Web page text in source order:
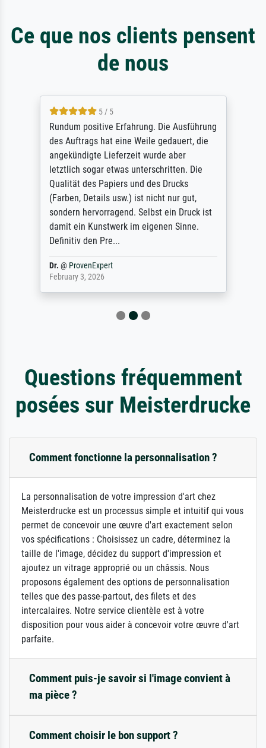
Ce que nos clients pensent
de nous
5 / 5
Rundum positive Erfahrung. Die Ausführung
des Auftrags hat eine Weile gedauert, die
angekündigte Lieferzeit wurde aber
letztlich sogar etwas unterschritten. Die
Qualität des Papiers und des Drucks
(Farben, Details usw.) ist nicht nur gut,
sondern hervorragend. Selbst ein Druck ist
damit ein Kunstwerk im eigenen Sinne.
Definitiv den Pre...
Dr. @ ProvenExpert
February 3, 2026
Questions fréquemment
posées sur Meisterdrucke
Comment fonctionne la personnalisation ?
La personnalisation de votre impression d'art chez
Meisterdrucke est un processus simple et intuitif qui vous
permet de concevoir une œuvre d'art exactement selon
vos spécifications : Choisissez un cadre, déterminez la
taille de l'image, décidez du support d'impression et
ajoutez un vitrage approprié ou un châssis. Nous
proposons également des options de personnalisation
telles que des passe-partout, des filets et des
intercalaires. Notre service clientèle est à votre
disposition pour vous aider à concevoir votre œuvre d'art
parfaite.
Comment puis-je savoir si l'image convient à
ma pièce ?
Comment choisir le bon support ?